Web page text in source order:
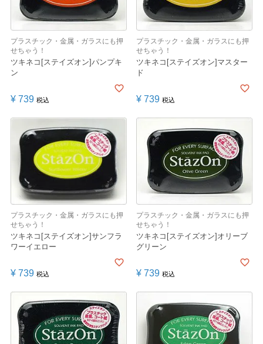
プラスチック・金属・ガラスにも押
せちゃう！
ツキネコ[ステイズオン]パンプキ
ン
¥ 739 税込
プラスチック・金属・ガラスにも押
せちゃう！
ツキネコ[ステイズオン]マスター
ド
¥ 739 税込
プラスチック・金属・ガラスにも押
せちゃう！
ツキネコ[ステイズオン]サンフラ
ワーイエロー
¥ 739 税込
プラスチック・金属・ガラスにも押
せちゃう！
ツキネコ[ステイズオン]オリーブ
グリーン
¥ 739 税込